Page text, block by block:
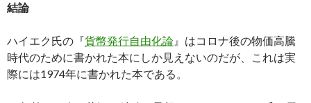
結論
ハイエク氏の『貨幣発行自由化論 』はコロナ後の物価高騰
時代のために書かれた本にしか見えないのだが、これは実
際には1974年に書かれた本である。